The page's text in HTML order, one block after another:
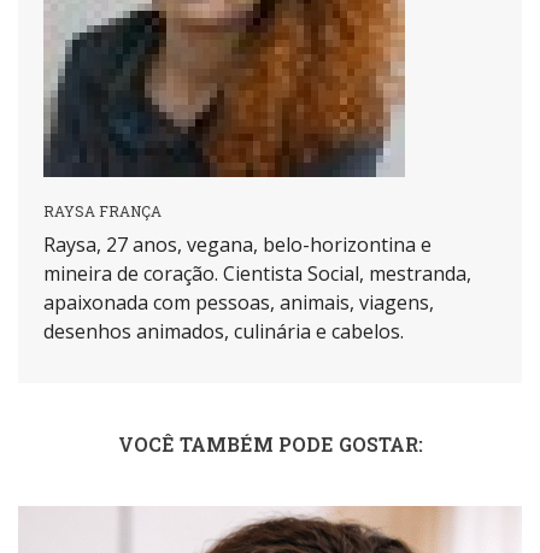
RAYSA FRANÇA
Raysa, 27 anos, vegana, belo-horizontina e
mineira de coração. Cientista Social, mestranda,
apaixonada com pessoas, animais, viagens,
desenhos animados, culinária e cabelos.
VOCÊ TAMBÉM PODE GOSTAR: